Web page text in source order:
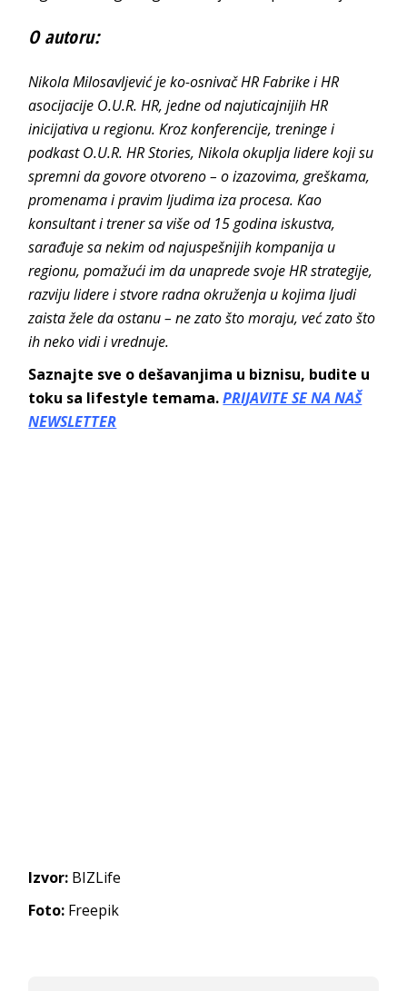
O autoru:
Nikola Milosavljević je ko-osnivač HR Fabrike i HR
asocijacije O.U.R. HR, jedne od najuticajnijih HR
inicijativa u regionu. Kroz konferencije, treninge i
podkast O.U.R. HR Stories, Nikola okuplja lidere koji su
spremni da govore otvoreno – o izazovima, greškama,
promenama i pravim ljudima iza procesa. Kao
konsultant i trener sa više od 15 godina iskustva,
sarađuje sa nekim od najuspešnijih kompanija u
regionu, pomažući im da unaprede svoje HR strategije,
razviju lidere i stvore radna okruženja u kojima ljudi
zaista žele da ostanu – ne zato što moraju, već zato što
ih neko vidi i vrednuje.
Saznajte sve o dešavanjima u biznisu, budite u
toku sa lifestyle temama.PRIJAVITE SE NA NAŠ
NEWSLETTER
Izvor: BIZLife
Foto: Freepik